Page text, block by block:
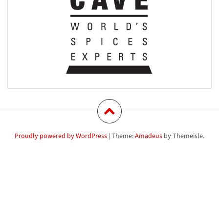
Proudly powered by WordPress | Theme:Amadeus by Themeisle.